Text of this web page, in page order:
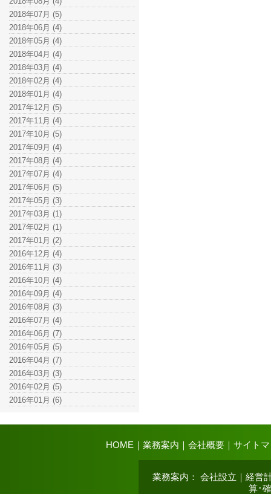
2018年07月 (5)
2018年06月 (4)
2018年05月 (4)
2018年04月 (4)
2018年03月 (4)
2018年02月 (4)
2018年01月 (4)
2017年12月 (5)
2017年11月 (4)
2017年10月 (5)
2017年09月 (4)
2017年08月 (4)
2017年07月 (4)
2017年06月 (5)
2017年05月 (3)
2017年03月 (1)
2017年02月 (1)
2017年01月 (2)
2016年12月 (4)
2016年11月 (3)
2016年10月 (4)
2016年09月 (4)
2016年08月 (3)
2016年07月 (4)
2016年06月 (7)
2016年05月 (5)
2016年04月 (7)
2016年03月 (3)
2016年02月 (5)
2016年01月 (6)
HOME ｜ 業務案内 ｜ 会社概要｜ サイト
業務案内 ： 会社設立 ｜ 経営
算･